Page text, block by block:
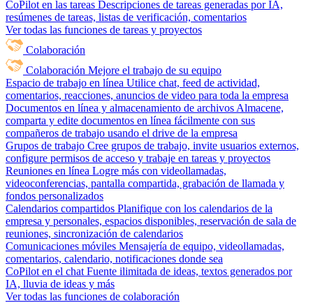
CoPilot en las tareas Descripciones de tareas generadas por IA,
resúmenes de tareas, listas de verificación, comentarios
Ver todas las funciones de tareas y proyectos
Colaboración
Colaboración Mejore el trabajo de su equipo
Espacio de trabajo en línea Utilice chat, feed de actividad,
comentarios, reacciones, anuncios de video para toda la empresa
Documentos en línea y almacenamiento de archivos Almacene,
comparta y edite documentos en línea fácilmente con sus
compañeros de trabajo usando el drive de la empresa
Grupos de trabajo Cree grupos de trabajo, invite usuarios externos,
configure permisos de acceso y trabaje en tareas y proyectos
Reuniones en línea Logre más con videollamadas,
videoconferencias, pantalla compartida, grabación de llamada y
fondos personalizados
Calendarios compartidos Planifique con los calendarios de la
empresa y personales, espacios disponibles, reservación de sala de
reuniones, sincronización de calendarios
Comunicaciones móviles Mensajería de equipo, videollamadas,
comentarios, calendario, notificaciones donde sea
CoPilot en el chat Fuente ilimitada de ideas, textos generados por
IA, lluvia de ideas y más
Ver todas las funciones de colaboración